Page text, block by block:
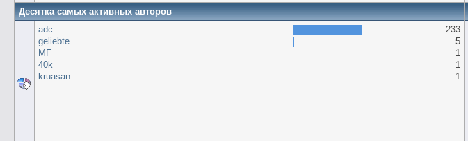
Десятка самых активных авторов
adc
233
geliebte
5
MF
1
40k
1
kruasan
1